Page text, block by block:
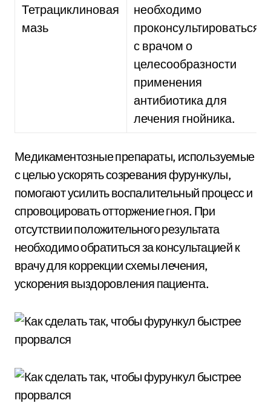
Тетрациклиновая
мазь
необходимо
проконсультироваться
с врачом о
целесообразности
применения
антибиотика для
лечения гнойника.
Медикаментозные препараты, используемые
с целью ускорять созревания фурункулы,
помогают усилить воспалительный процесс и
спровоцировать отторжение гноя. При
отсутствии положительного результата
необходимо обратиться за консультацией к
врачу для коррекции схемы лечения,
ускорения выздоровления пациента.